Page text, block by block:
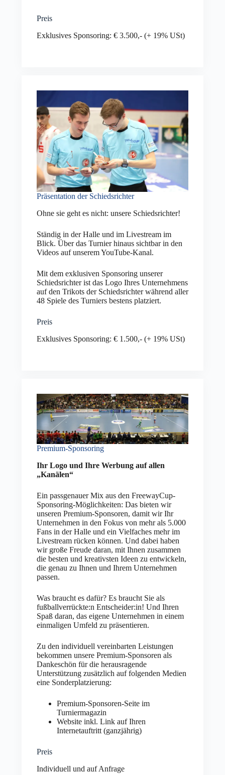
Preis
Exklusives Sponsoring: € 3.500,- (+ 19% USt)
Präsentation der Schiedsrichter
Ohne sie geht es nicht: unsere Schiedsrichter!
Ständig in der Halle und im Livestream im
Blick. Über das Turnier hinaus sichtbar in den
Videos auf unserem YouTube-Kanal.
Mit dem exklusiven Sponsoring unserer
Schiedsrichter ist das Logo Ihres Unternehmens
auf den Trikots der Schiedsrichter während aller
48 Spiele des Turniers bestens platziert.
Preis
Exklusives Sponsoring: € 1.500,- (+ 19% USt)
Premium-Sponsoring
Ihr Logo und Ihre Werbung auf allen
„Kanälen“
Ein passgenauer Mix aus den FreewayCup-
Sponsoring-Möglichkeiten: Das bieten wir
unseren Premium-Sponsoren, damit wir Ihr
Unternehmen in den Fokus von mehr als 5.000
Fans in der Halle und ein Vielfaches mehr im
Livestream rücken können. Und dabei haben
wir große Freude daran, mit Ihnen zusammen
die besten und kreativsten Ideen zu entwickeln,
die genau zu Ihnen und Ihrem Unternehmen
passen.
Was braucht es dafür? Es braucht Sie als
fußballverrückte:n Entscheider:in! Und Ihren
Spaß daran, das eigene Unternehmen in einem
einmaligen Umfeld zu präsentieren.
Zu den individuell vereinbarten Leistungen
bekommen unsere Premium-Sponsoren als
Dankeschön für die herausragende
Unterstützung zusätzlich auf folgenden Medien
eine Sonderplatzierung:
Premium-Sponsoren-Seite im
Turniermagazin
Website inkl. Link auf Ihren
Internetauftritt (ganzjährig)
Preis
Individuell und auf Anfrage